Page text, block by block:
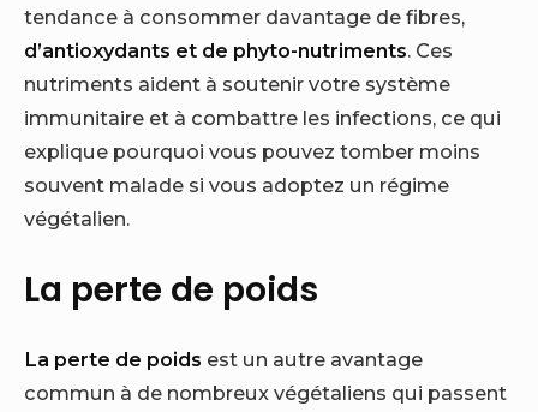
tendance à consommer davantage de fibres,
d’antioxydants et de phyto-nutriments. Ces
nutriments aident à soutenir votre système
immunitaire et à combattre les infections, ce qui
explique pourquoi vous pouvez tomber moins
souvent malade si vous adoptez un régime
végétalien.
La perte de poids
La perte de poids est un autre avantage
commun à de nombreux végétaliens qui passent